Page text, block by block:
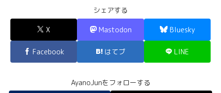
シェアする
X Mastodon Bluesky
Facebook はてブ LINE
AyanoJunをフォローする